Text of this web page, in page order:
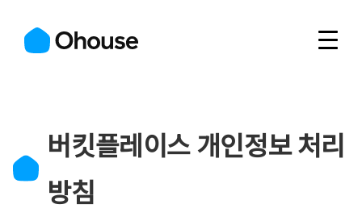
버킷플레이스 개인정보 처리
방침